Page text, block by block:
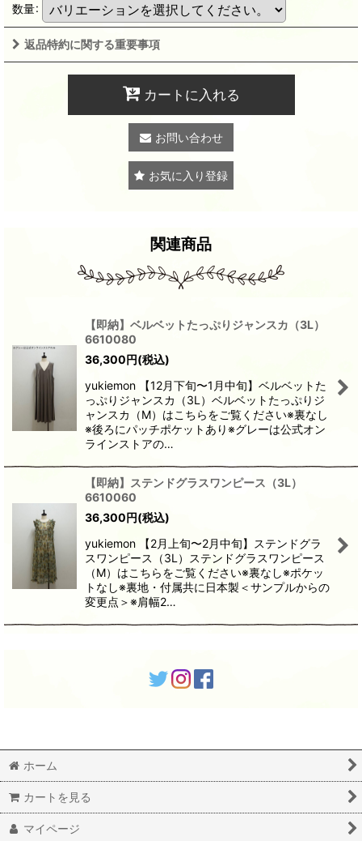
数量:
返品特約に関する重要事項
カートに入れる
お問い合わせ
お気に入り登録
関連商品
【即納】ベルベットたっぷりジャンスカ（3L）
6610080
36,300円(税込)
yukiemon 【12月下旬〜1月中旬】ベルベットた
っぷりジャンスカ（3L）ベルベットたっぷりジ
ャンスカ（M）はこちらをご覧ください※裏なし
※後ろにパッチポケットあり※グレーは公式オン
ラインストアの…
【即納】ステンドグラスワンピース（3L）
6610060
36,300円(税込)
yukiemon 【2月上旬〜2月中旬】ステンドグラ
スワンピース（3L）ステンドグラスワンピース
（M）はこちらをご覧ください※裏なし※ポケッ
トなし※裏地・付属共に日本製＜サンプルからの
変更点＞※肩幅2…
ホーム
カートを見る
マイページ